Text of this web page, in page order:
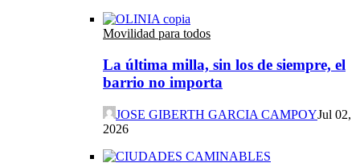
Movilidad para todos
La última milla, sin los de siempre, el
barrio no importa
JOSE GIBERTH GARCIA CAMPOYJul 02,
2026